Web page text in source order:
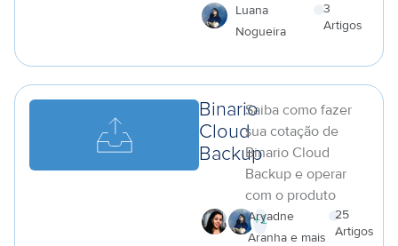
Luana
Nogueira
3
Artigos
Binario
Cloud
Backup
Saiba como fazer
sua cotação de
Binario Cloud
Backup e operar
com o produto
+1
Aryadne
Aranha e mais
25
Artigos